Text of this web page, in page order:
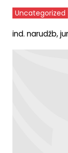
Uncategorized
ind. narudžb,